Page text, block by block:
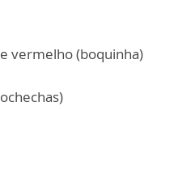
vermelho (boquinha)